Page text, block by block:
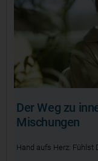
Der Weg zu
Mischungen
Hand aufs Herz: